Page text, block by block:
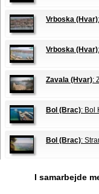
Vrboska (Hvar)
Vrboska (Hvar)
Zavala (Hvar):
Bol (Brac): Bol
Bol (Brac):
I samarbejde